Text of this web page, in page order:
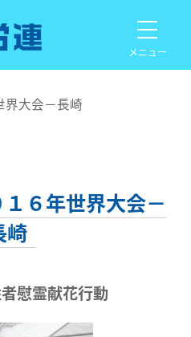
メニュー
界大会－長崎
６年世界大会－
崎
慰霊献花行動